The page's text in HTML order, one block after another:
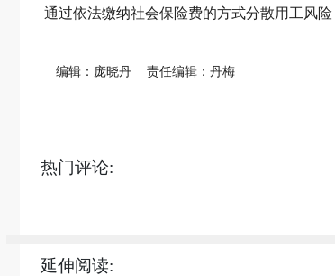
通过依法缴纳社会保险费的方式分散用工风
编辑：庞晓丹 责任编辑：丹梅
热门评论:
延伸阅读: